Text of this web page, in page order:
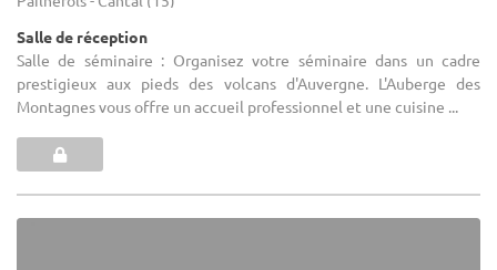
Salle de réception
Salle de séminaire : Organisez votre séminaire dans un cadre
prestigieux aux pieds des volcans d'Auvergne. L'Auberge des
Montagnes vous offre un accueil professionnel et une cuisine ...